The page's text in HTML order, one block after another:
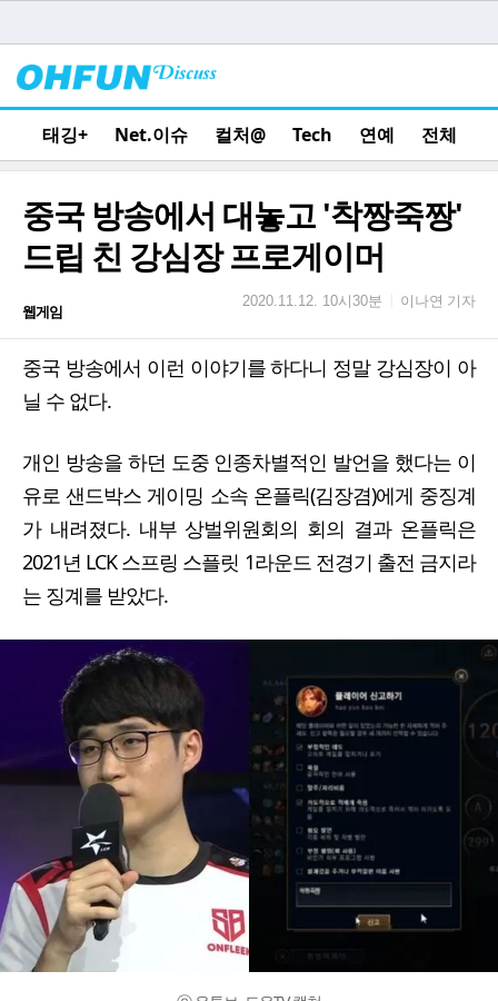
태깅+ Net.이슈 컬처@ Tech 연예 전체
중국 방송에서 대놓고 '착짱죽짱'
드립 친 강심장 프로게이머
웹게임
2020.11.12. 10시30분 이나연 기자
중국 방송에서 이런 이야기를 하다니 정말 강심장이 아
닐 수 없다.
개인 방송을 하던 도중 인종차별적인 발언을 했다는 이
유로 샌드박스 게이밍 소속 온플릭(김장겸)에게 중징계
가 내려졌다. 내부 상벌위원회의 회의 결과 온플릭은
2021년 LCK 스프링 스플릿 1라운드 전경기 출전 금지라
는 징계를 받았다.